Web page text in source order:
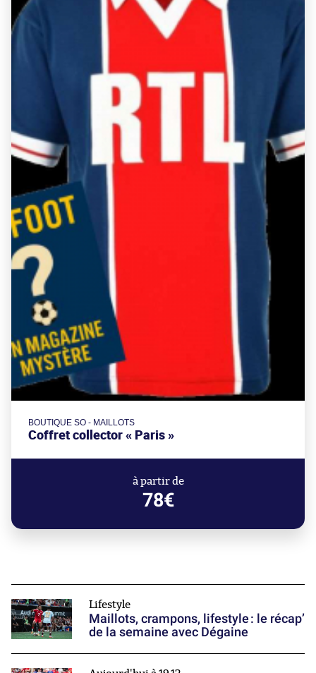
BOUTIQUE SO - MAILLOTS
Coffret collector « Paris »
à partir de
78€
Lifestyle
Maillots, crampons, lifestyle : le récap’
de la semaine avec Dégaine